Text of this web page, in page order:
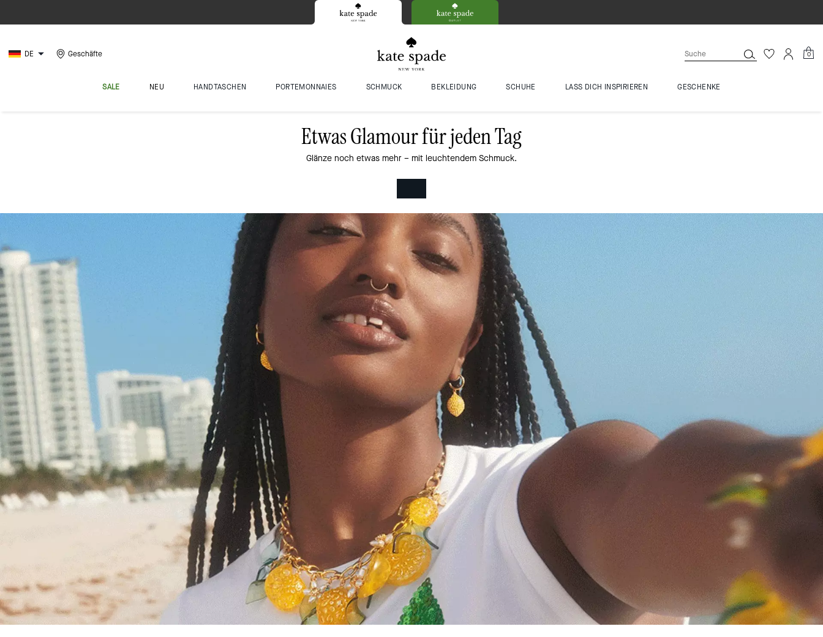
DE Geschäfte 0
SALE NEU HANDTASCHEN PORTEMONNAIES SCHMUCK BEKLEIDUNG SCHUHE LASS DICH INSPIRIEREN GESCHENKE
Etwas Glamour für jeden Tag
Glänze noch etwas mehr – mit leuchtendem Schmuck.